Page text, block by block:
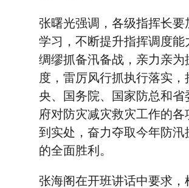
张曙光强调，各级指挥长要
学习，不断提升指挥调度能
绸缪抓备汛备战，亲力亲为
度，雷厉风行抓执行落实，
央、国务院、国家防总和省
府对防灾减灾救灾工作的各
到实处，奋力夺取今年防汛
的全面胜利。
张海阁在开班讲话中要求，